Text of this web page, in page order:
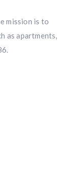
mission is to
as apartments,